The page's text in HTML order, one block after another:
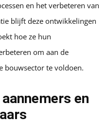
en het verbeteren van
blijft deze ontwikkelingen
hoe ze hun
om aan de
bouwsector te voldoen.
en